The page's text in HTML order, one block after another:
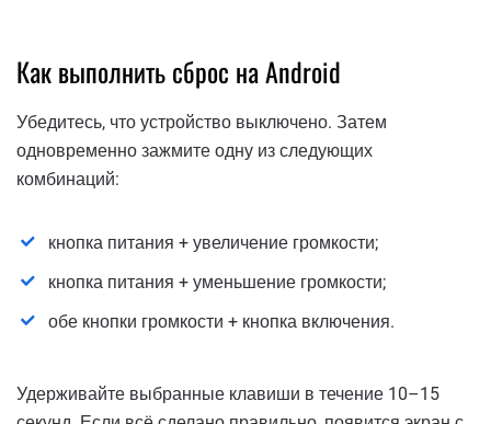
Как выполнить сброс на Android
Убедитесь, что устройство выключено. Затем
одновременно зажмите одну из следующих
комбинаций:
кнопка питания + увеличение громкости;
кнопка питания + уменьшение громкости;
обе кнопки громкости + кнопка включения.
Удерживайте выбранные клавиши в течение 10–15